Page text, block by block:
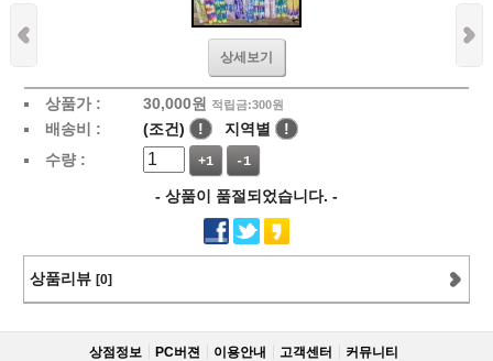
상세보기
상품가 : 30,000원 적립금:300원
배송비 : (조건) ! 지역별
!
수량 :
+1 -1
- 상품이 품절되었습니다. -
상품리뷰 [0]
상점정보 PC버젼 이용안내 고객센터 커뮤니티